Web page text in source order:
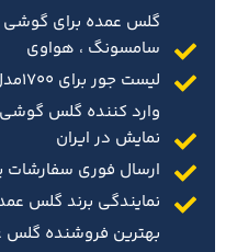
گلس عمده برای گوشی
سامسونگ ، هواوی
لیست جور برای 1700مدل حتی مدل های جدید
وارد کننده گلس
نمایش در ایران
ارسال فوری
نمایندگی برند گلس
بهترین فروشنده گلس